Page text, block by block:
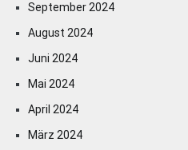
September 2024
August 2024
Juni 2024
Mai 2024
April 2024
März 2024